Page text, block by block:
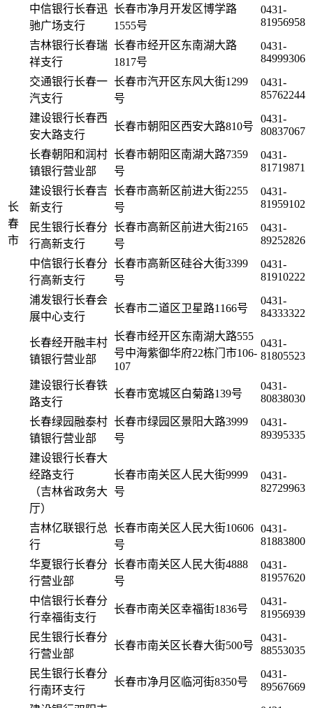
长
春
市
中信银行长春迅
驰广场支行
长春市净月开发区博学路
1555号
0431-
81956958
吉林银行长春瑞
祥支行
长春市经开区东南湖大路
1817号
0431-
84999306
交通银行长春一
汽支行
长春市汽开区东风大街1299
号
0431-
85762244
建设银行长春西
安大路支行
长春市朝阳区西安大路810号
0431-
80837067
长春朝阳和润村
镇银行营业部
长春市朝阳区南湖大路7359
号
0431-
81719871
建设银行长春吉
新支行
长春市高新区前进大街2255
号
0431-
81959102
民生银行长春分
行高新支行
长春市高新区前进大街2165
号
0431-
89252826
中信银行长春分
行高新支行
长春市高新区硅谷大街3399
号
0431-
81910222
浦发银行长春会
展中心支行
长春市二道区卫星路1166号
0431-
84333322
长春经开融丰村
镇银行营业部
长春市经开区东南湖大路555
号中海紫御华府22栋门市106-
107
0431-
81805523
建设银行长春铁
路支行
长春市宽城区白菊路139号
0431-
80838030
长春绿园融泰村
镇银行营业部
长春市绿园区景阳大路3999
号
0431-
89395335
建设银行长春大
经路支行
（吉林省政务大
厅）
长春市南关区人民大街9999
号
0431-
82729963
吉林亿联银行总
行
长春市南关区人民大街10606
号
0431-
81883800
华夏银行长春分
行营业部
长春市南关区人民大街4888
号
0431-
81957620
中信银行长春分
行幸福街支行
长春市南关区幸福街1836号
0431-
81956939
民生银行长春分
行营业部
长春市南关区长春大街500号
0431-
88553035
民生银行长春分
行南环支行
长春市净月区临河街8350号
0431-
89567669